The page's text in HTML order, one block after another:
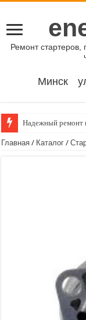
Ремонт стартеров,
Минск
Надежный ремонт
Главная / Каталог /